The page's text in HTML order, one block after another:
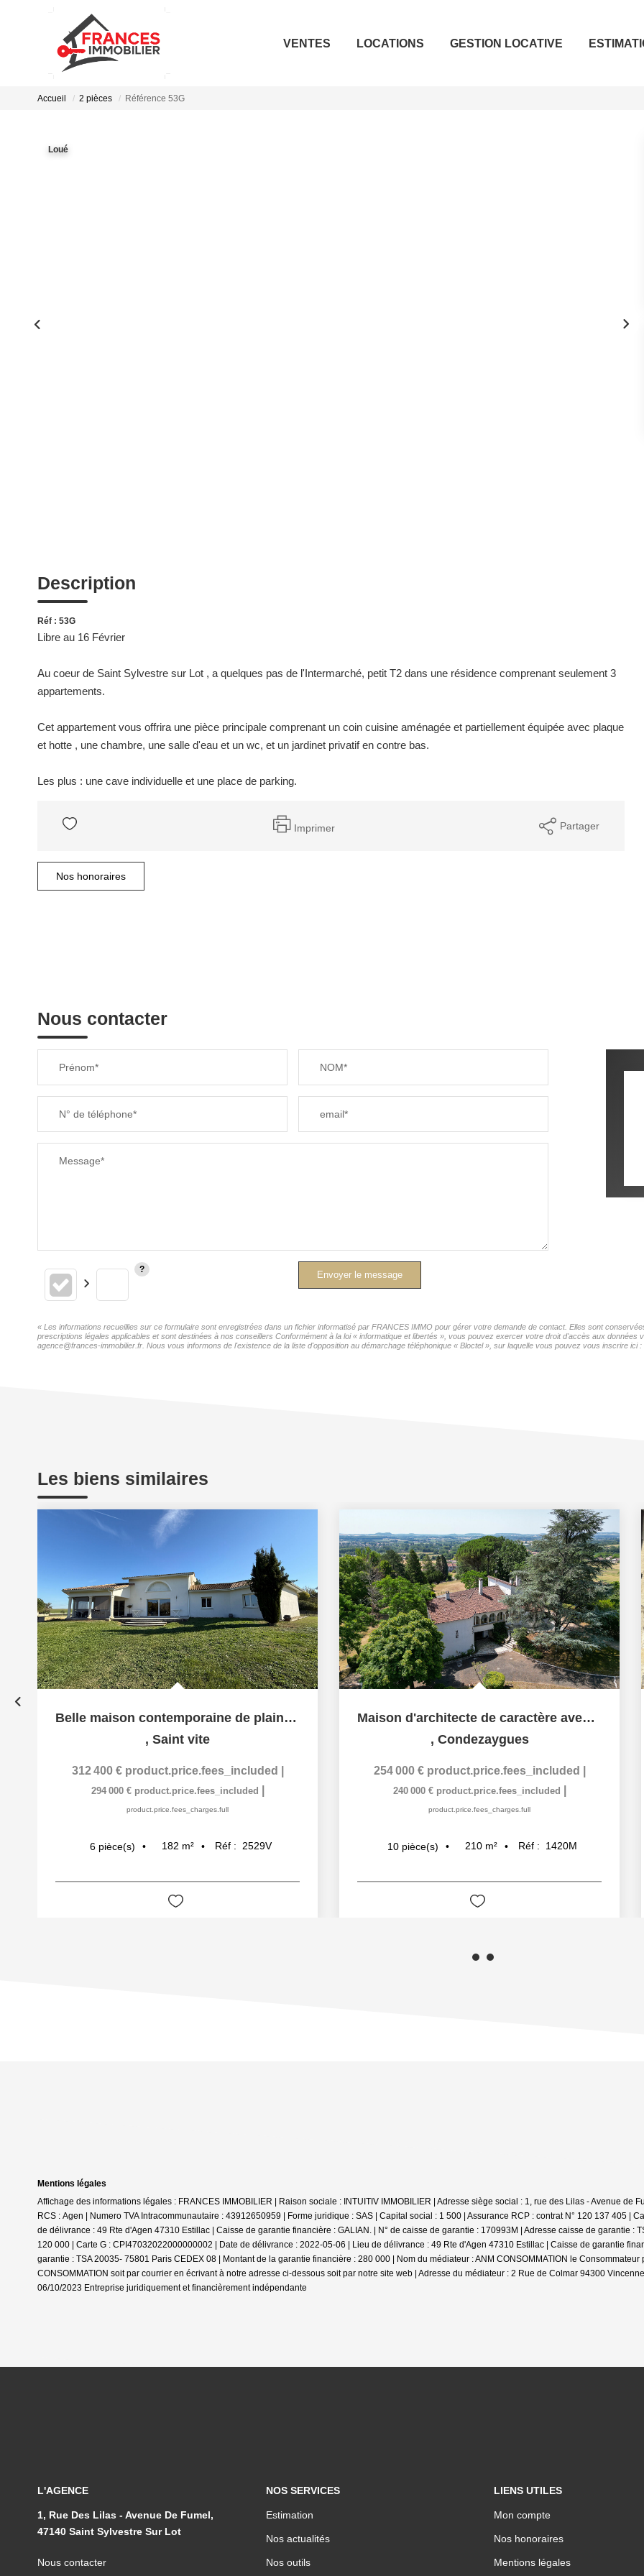
VENTES LOCATIONS GESTION LOCATIVE
Accueil 2 pièces Référence 53G
Loué
Description
Réf : 53G
Libre au 16 Février
Au coeur de Saint Sylvestre sur Lot , a quelques pas de l'Intermarché, petit T2 dans une résidence comprenant seulement 3
appartements.
Cet appartement vous offrira une pièce principale comprenant un coin cuisine aménagée et partiellement équipée avec plaque
et hotte , une chambre, une salle d'eau et un wc, et un jardinet privatif en contre bas.
Les plus : une cave individuelle et une place de parking.
Imprimer Partager
Nos honoraires
Nous contacter
Prénom* NOM*
N° de téléphone* email*
Message*
Envoyer le message
« Les informations recueillies sur ce formulaire sont enregistrées dans un fichier informatisé par FRANCES IMMO pour gérer votre demande de contact. Elles sont
prescriptions légales applicables et sont destinées à nos conseillers Conformément à la loi « informatique et libertés », vous pouvez exercer votre droit d'accès aux
agence@frances-immobilier.fr. Nous vous informons de l'existence de la liste d'opposition au démarchage téléphonique « Bloctel », sur laquelle vous pouvez vous inscrire ici :
Les biens similaires
Belle maison contemporaine de plain pied
, Saint vite
312 400 € product.price.fees_included
294 000 € product.price.fees_included
product.price.fees_charges.full
6 pièce(s) 182 m² Réf : 2529V
Maison d'architecte de caractère avec parc arboré
, Condezaygues
254 000 € product.price.fees_included
240 000 € product.price.fees_included
product.price.fees_charges.full
10 pièce(s) 210 m² Réf : 1420M
Mentions légales
Affichage des informations légales : FRANCES IMMOBILIER | Raison sociale : INTUITIV IMMOBILIER | Adresse siège social : 1, rue des Lilas - Avenue de
RCS : Agen | Numero TVA Intracommunautaire : 43912650959 | Forme juridique : SAS | Capital social : 1 500 | Assurance RCP : contrat N° 120 137 405 |
de délivrance : 49 Rte d'Agen 47310 Estillac | Caisse de garantie financière : GALIAN. | N° de caisse de garantie : 170993M | Adresse caisse de garantie :
120 000 | Carte G : CPI47032022000000002 | Date de délivrance : 2022-05-06 | Lieu de délivrance : 49 Rte d'Agen 47310 Estillac | Caisse de garantie
garantie : TSA 20035- 75801 Paris CEDEX 08 | Montant de la garantie financière : 280 000 | Nom du médiateur : ANM CONSOMMATION le
CONSOMMATION soit par courrier en écrivant à notre adresse ci-dessous soit par notre site web | Adresse du médiateur : 2 Rue de Colmar 94300
06/10/2023 Entreprise juridiquement et financièrement indépendante
L'AGENCE
1, Rue Des Lilas - Avenue De Fumel,
47140 Saint Sylvestre Sur Lot
Nous contacter
NOS SERVICES
Estimation
Nos actualités
Nos outils
LIENS UTILES
Mon compte
Nos honoraires
Mentions légales